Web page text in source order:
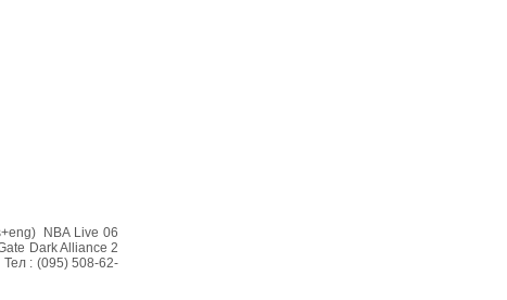
NBA Live 06
Dark Alliance 2
: (095) 508-62-